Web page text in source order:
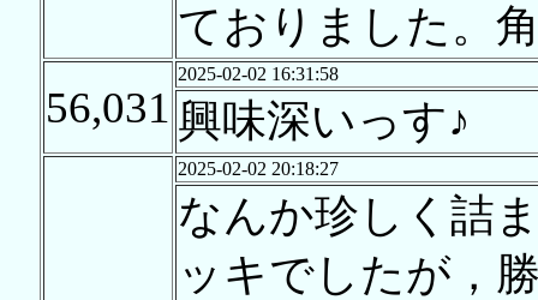
ておりました。
56,031
2025-02-02 16:31:58
興味深いっす♪
2025-02-02 20:18:27
なんか珍しく詰
ッキでしたが，